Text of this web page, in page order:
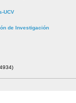
UCV
de Investigación